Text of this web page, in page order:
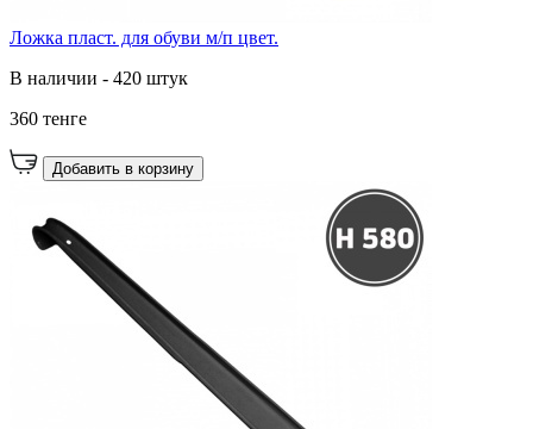
Ложка пласт. для обуви м/п цвет.
В наличии - 420 штук
360 тенге
Добавить в корзину